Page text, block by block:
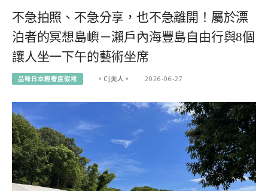
不急拍照、不急分享，也不急離開！屬於漂
泊者的冥想島嶼－瀨戶內海豐島自由行與8個
讓人坐一下午的藝術坐席
品味日本輕奢度假地 。CJ夫人。 2026-06-27